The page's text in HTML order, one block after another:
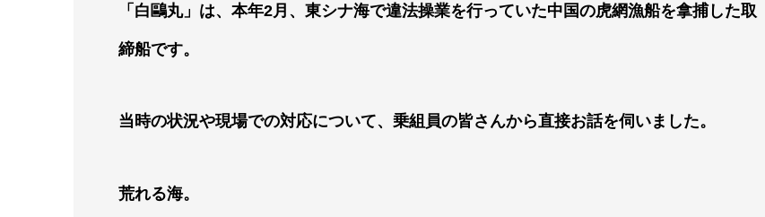
「白鷗丸」は、本年2月、東シナ海で違法操業を行っていた中国の虎網漁船を拿捕した取
締船です。
当時の状況や現場での対応について、乗組員の皆さんから直接お話を伺いました。
荒れる海。